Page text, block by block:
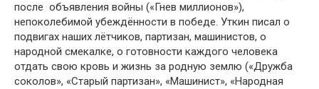
после объявления войны («Гнев миллионов»),
непоколебимой убеждённости в победе. Уткин писал о
подвигах наших лётчиков, партизан, машинистов, о
народной смекалке, о готовности каждого человека
отдать свою кровь и жизнь за родную землю («Дружба
соколов», «Старый партизан», «Машинист», «Народная